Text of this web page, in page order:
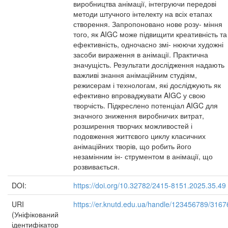
виробництва анімації, інтегруючи передові
методи штучного інтелекту на всіх етапах
створення. Запропоновано нове розу- міння
того, як AIGC може підвищити креативність та
ефективність, одночасно змі- нюючи художні
засоби вираження в анімації. Практична
значущість. Результати дослідження надають
важливі знання анімаційним студіям,
режисерам і технологам, які досліджують як
ефективно впроваджувати AIGC у свою
творчість. Підкреслено потенціал AIGC для
значного зниження виробничих витрат,
розширення творчих можливостей і
подовження життєвого циклу класичних
анімаційних творів, що робить його
незамінним ін- струментом в анімації, що
розвивається.
DOI:
https://doi.org/10.32782/2415-8151.2025.35.49
URI
(Уніфікований
ідентифікатор
https://er.knutd.edu.ua/handle/123456789/